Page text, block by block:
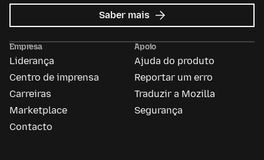
Saber mais sobre
Anúncios
Mozilla
Empresa
Liderança
Centro de imprensa
Carreiras
Marketplace
Contacto
Apoio
Ajuda do produto
Reportar um erro
Traduzir a Mozilla
Segurança